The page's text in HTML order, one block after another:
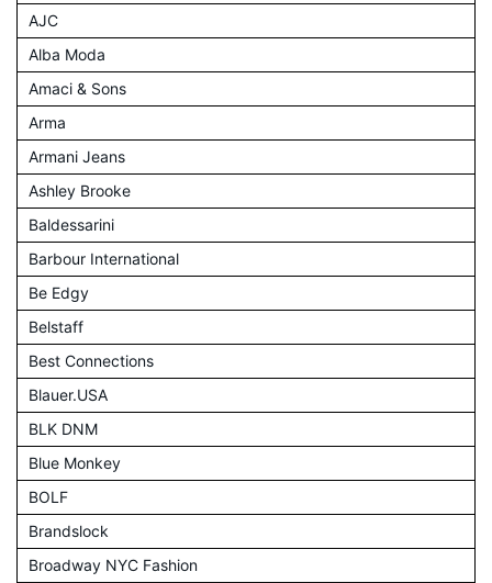
AJC
Alba Moda
Amaci & Sons
Arma
Armani Jeans
Ashley Brooke
Baldessarini
Barbour International
Be Edgy
Belstaff
Best Connections
Blauer.USA
BLK DNM
Blue Monkey
BOLF
Brandslock
Broadway NYC Fashion